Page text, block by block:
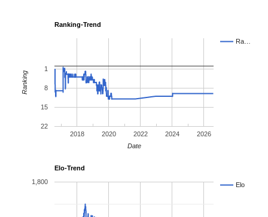
Ranking-Trend
Ra…
2018 2020 2022 2024 2026
1
8
15
22
Date
Ranking
Elo-Trend
Elo
1,800